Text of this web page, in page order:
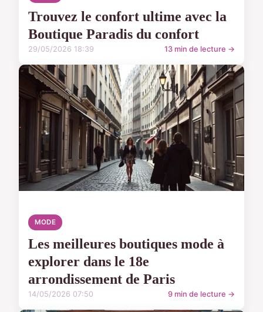
Trouvez le confort ultime avec la
Boutique Paradis du confort
29/05/2026 18:39 13 min de lecture →
MODE
Les meilleures boutiques mode à
explorer dans le 18e
arrondissement de Paris
14/05/2026 07:50 9 min de lecture →